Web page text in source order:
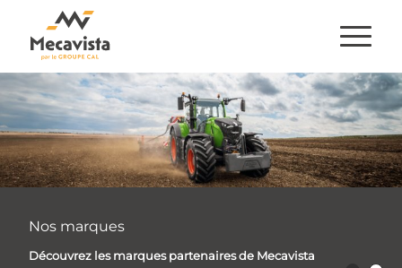
Nos marques
Découvrez les marques partenaires de Mecavista